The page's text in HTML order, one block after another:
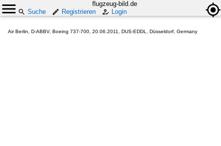
flugzeug-bild.de
Suche
Registrieren Login
Air Berlin, D-ABBV, Boeing 737-700, 20.06.2011, DUS-EDDL, Düsseldorf, Germany